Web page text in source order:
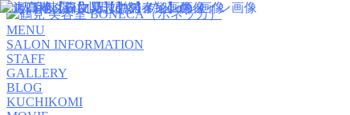
MENU
SALON INFORMATION
STAFF
GALLERY
BLOG
KUCHIKOMI